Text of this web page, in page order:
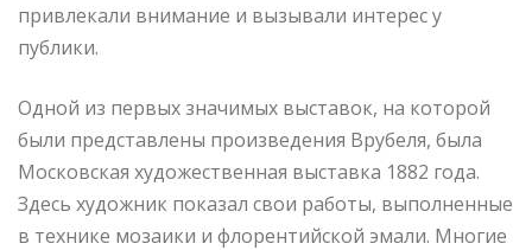
привлекали внимание и вызывали интерес у
публики.
Одной из первых значимых выставок, на которой
были представлены произведения Врубеля, была
Московская художественная выставка 1882 года.
Здесь художник показал свои работы, выполненные
в технике мозаики и флорентийской эмали. Многие